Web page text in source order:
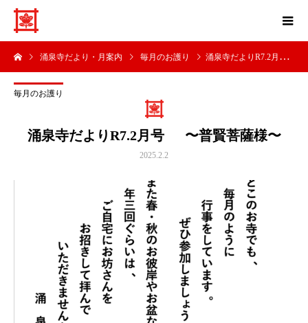
涌泉寺だより・月案内 毎月のお護り 涌泉寺だよりR7.2月号 〜普賢菩薩様〜
毎月のお護り
涌泉寺だよりR7.2月号 〜普賢菩薩様〜
2025.2.2